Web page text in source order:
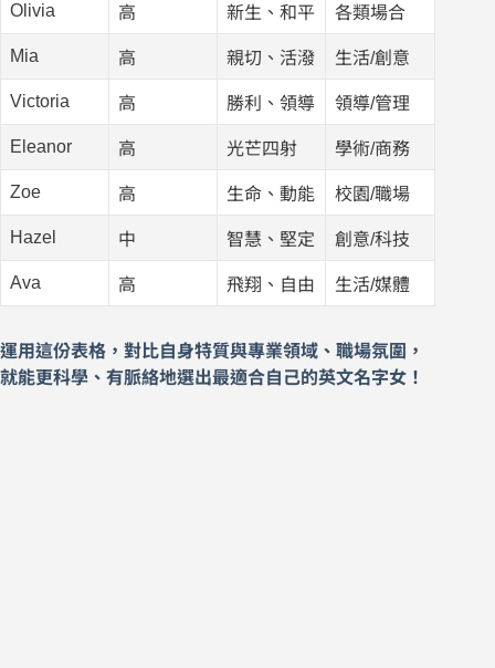
Olivia 高 新生、和平 各類場合
Mia 高 親切、活潑 生活/創意
Victoria 高 勝利、領導 領導/管理
Eleanor 高 光芒四射 學術/商務
Zoe 高 生命、動能 校園/職場
Hazel 中 智慧、堅定 創意/科技
Ava 高 飛翔、自由 生活/媒體
運用這份表格，對比自身特質與專業領域、職場氛圍，
就能更科學、有脈絡地選出最適合自己的英文名字女！